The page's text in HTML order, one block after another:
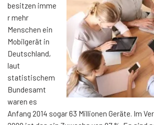
besitzen imme
r mehr
Menschen ein
Mobilgerät in
Deutschland,
laut
statistischem
Bundesamt
waren es
Anfang 2014 sogar 63 Millionen Geräte. Im